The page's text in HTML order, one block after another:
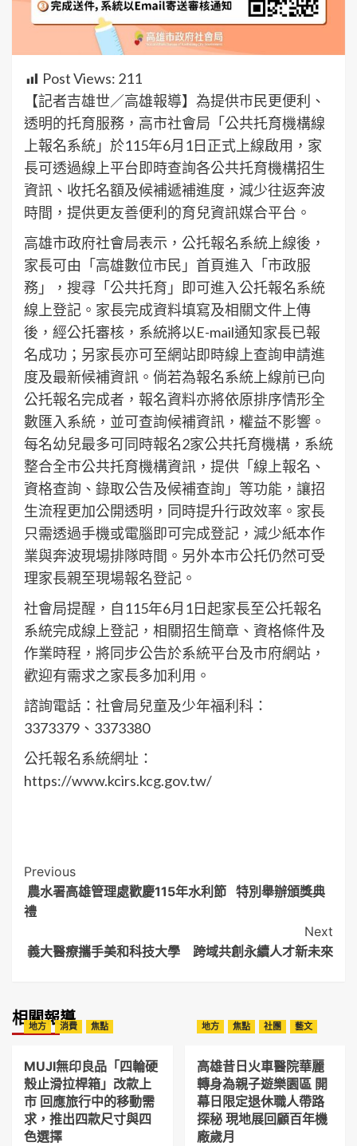
Post Views: 211
【記者吉雄世／高雄報導】為提供市民更便利、
透明的托育服務，高市社會局「公共托育機構線
上報名系統」於115年6月1日正式上線啟用，家
長可透過線上平台即時查詢各公共托育機構招生
資訊、收托名額及候補遞補進度，減少往返奔波
時間，提供更友善便利的育兒資訊媒合平台。
高雄市政府社會局表示，公托報名系統上線後，
家長可由「高雄數位市民」首頁進入「市政服
務」，搜尋「公共托育」即可進入公托報名系統
線上登記。家長完成資料填寫及相關文件上傳
後，經公托審核，系統將以E-mail通知家長已報
名成功；另家長亦可至網站即時線上查詢申請進
度及最新候補資訊。倘若為報名系統上線前已向
公托報名完成者，報名資料亦將依原排序情形全
數匯入系統，並可查詢候補資訊，權益不影響。
每名幼兒最多可同時報名2家公共托育機構，系統
整合全市公共托育機構資訊，提供「線上報名、
資格查詢、錄取公告及候補查詢」等功能，讓招
生流程更加公開透明，同時提升行政效率。家長
只需透過手機或電腦即可完成登記，減少紙本作
業與奔波現場排隊時間。另外本市公托仍然可受
理家長親至現場報名登記。
社會局提醒，自115年6月1日起家長至公托報名
系統完成線上登記，相關招生簡章、資格條件及
作業時程，將同步公告於系統平台及市府網站，
歡迎有需求之家長多加利用。
諮詢電話：社會局兒童及少年福利科：
3373379、3373380
公托報名系統網址：
https://www.kcirs.kcg.gov.tw/
Post
Navigation
Previous
農水署高雄管理處歡慶115年水利節 特別舉辦頒獎典
禮
Next
義大醫療攜手美和科技大學 跨域共創永續人才新未來
相關報導
地方 消費 焦點
MUJI無印良品「四輪硬
殼止滑拉桿箱」改款上
市 回應旅行中的移動需
求，推出四款尺寸與四
色選擇
地方 焦點 社團 藝文
高雄昔日火車醫院華麗
轉身為親子遊樂園區 開
幕日限定退休職人帶路
探秘 現地展回顧百年機
廠歲月